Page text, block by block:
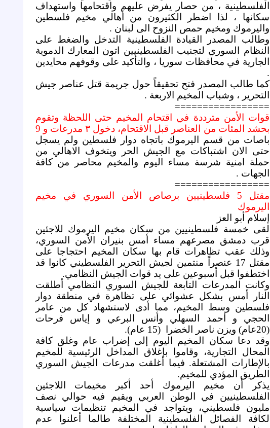
الفلسطينية ، من حصار يفرض عليهم واقتحامها واستهداف
سكانها ، لذا اضطر الكثيرون من أهالي مخيم فلسطين
واليرموك ومخيم حمص النزوح الى لبنان .
وطالب المصدر القيادة الفلسطينية التدخل والضغط على
النظام السوري لتجنيب الفلسطينيين اتون المعارك الدموية
الجارية في محافظات سوريا ، والتأكيد على وقوفهم محايدين
.
كما طالب المصدر فتح تحقيقاً حول جريمة قتل عناصر جيش
التحرير ، وشباب المخيم الاربعة .
=================
قوات الأمن مترددة في اقتحام المخيم حتى اللحظة وتقوم
بحشد المئات من العناصر قبل الاقتحام، دخول ٣ مدرعات و 9
باصات من قسم اليرموك باتجاه دوار فلسطين ولم يسجل
حتى الان اشتباكات مع الجيش الحر ويتخوف الاهالي من
حملة امنية شرسة مساء اليوم والمخيم محاصر من كافة
الجهات .
=================
مقتل 5 فلسطينيين برصاص الأمن السوري في مخيم
اليرموك
إسلام أبو العز
لقى خمسة فلسطينيين من سكان مخيم اليرموك للاجئين
قرب دمشق مصرعهم مساء أمس بنيران الأمن السوري،
وذلك عقب تظاهرات قام بها سكان المخيم احتجاجا على
مقتل 17 عنصراً منتمين لجيش التحرير الفلسطيني كانوا قد
اختطفوا قبل أسبوعين على يد قوات الجيش النظامي.
وكانت المدرعات التابعة للجيش السوري النظامي أطلقت
النار أمس بشكل عشوائي على تظاهرة في منطقة دوار
فلسطين وسط المخيم، مما أدى لاستشهاد كل من عامر
الحجي و أحمد السهلي وأنس البرعي و إياس فرحات
(20عام) ويزن ناصر الخضرا (15 عام).
وقد دعا سكان المخيم اليوم إلى إضراب عام وغلق كافة
المحال التجارية، وقاموا بإغلاق المداخل الرئيسية للمخيم
بالإطارات المشتعلة. فيما أغلقت مدرعات الجيش السوري
الطريق المؤدي للمخيم.
يذكر أن مخيم اليرموك أحد أكبر مخيمات اللاجئين
الفلسطينيين في الوطن العربي ويقيم فيه حوالي نصف
مليون فلسطيني، ويتواجد في المخيم تنظيمات سياسية
لكافة الفصائل الفلسطينية المختلفة طالما أعلنوا عدم